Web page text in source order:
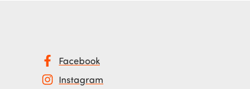
Facebook
Instagram